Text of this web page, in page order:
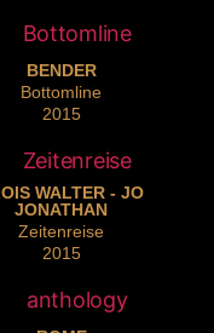
BENDER
Bottomline
2015
WALTER - JO
JONATHAN
Zeitenreise
2015